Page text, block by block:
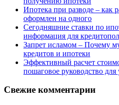
Ипотека при разводе – как
оформлен на одного
Сегодняшние ставки по
информация для
Запрет исламом – Почему
кредитов и ипотеки
Эффективный расчет
пошаговое руководство
Свежие комментарии